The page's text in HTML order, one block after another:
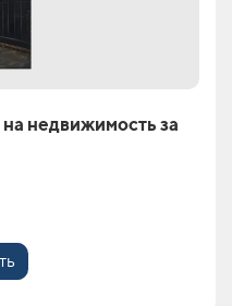
недвижимость за